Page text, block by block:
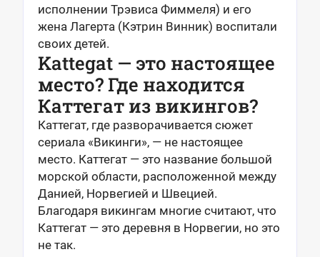
исполнении Трэвиса Фиммеля) и его
жена Лагерта (Кэтрин Винник) воспитали
своих детей.
Kattegat — это настоящее
место? Где находится
Каттегат из викингов?
Каттегат, где разворачивается сюжет
сериала «Викинги», — не настоящее
место. Каттегат — это название большой
морской области, расположенной между
Данией, Норвегией и Швецией.
Благодаря викингам многие считают, что
Каттегат — это деревня в Норвегии, но это
не так.